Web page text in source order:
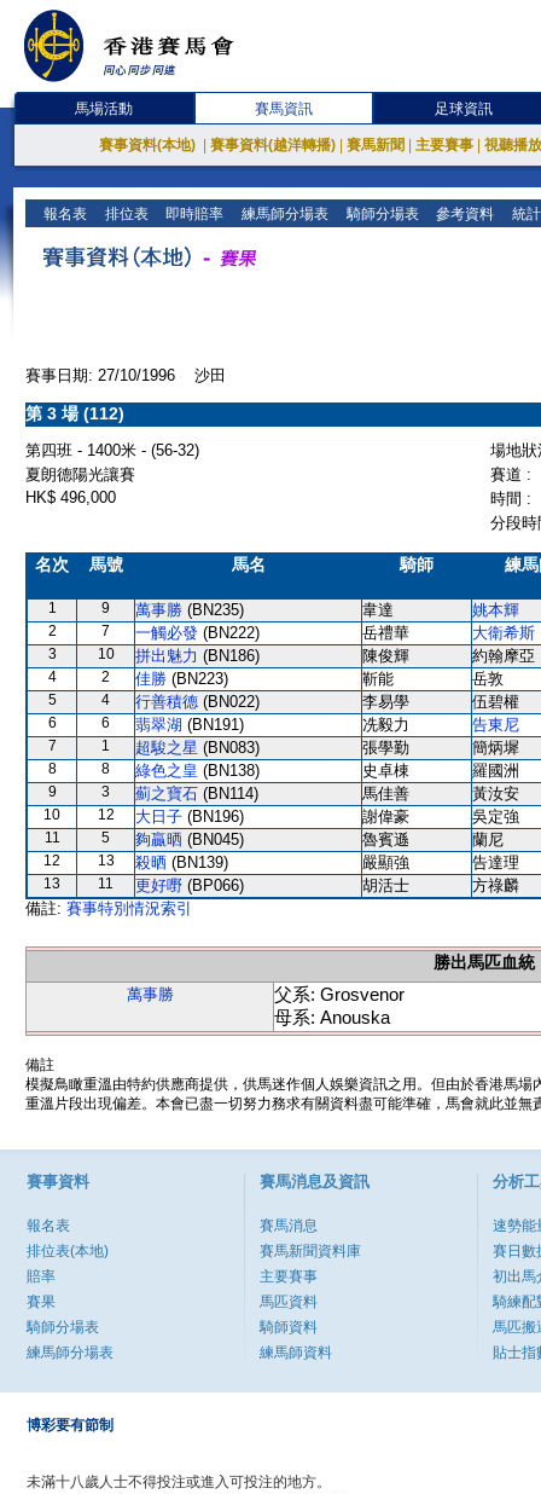
馬場活動 賽馬資訊 足球資訊
賽事資料(本地) 賽事資料(越洋轉播) 賽馬新聞 主要賽事 視聽播
報名表 排位表 即時賠率 練馬師分場表 騎師分場表 參考資料 統
賽事日期: 27/10/1996 沙田
第 3 場 (112)
第四班 - 1400米 - (56-32)
場地
夏朗德陽光讓賽
賽道 :
HK$ 496,000
時間 :
分段
名次 馬號 馬名 騎師 練
1 9 萬事勝 (BN235) 韋達 姚本輝
2 7 一觸必發 (BN222) 岳禮華 大衛希斯
3 10 拼出魅力 (BN186) 陳俊輝 約翰摩亞
4 2 佳勝 (BN223) 靳能 岳敦
5 4 行善積德 (BN022) 李易學 伍碧權
6 6 翡翠湖 (BN191) 冼毅力 告東尼
7 1 超駿之星 (BN083) 張學勤 簡炳墀
8 8 綠色之皇 (BN138) 史卓棟 羅國洲
9 3 薊之寶石 (BN114) 馬佳善 黃汝安
10 12 大日子 (BN196) 謝偉豪 吳定強
11 5 夠贏晒 (BN045) 魯賓遜 蘭尼
12 13 殺晒 (BN139) 嚴顯強 告達理
13 11 更好嘢 (BP066) 胡活士
方祿麟
備註: 賽事特別情況索引
勝出馬匹血統
萬事勝
父系: Grosvenor
母系: Anouska
備註
模擬鳥瞰重溫由特約供應商提供，供馬迷作個人娛樂資訊之用。但由於香港馬
重溫片段出現偏差。本會已盡一切努力務求有關資料盡可能準確，馬會就此並
賽事資料
報名表
排位表(本地)
賠率
賽果
騎師分場表
練馬師分場表
賽馬消息及資訊
賽馬消息
賽馬新聞資料庫
主要賽事
馬匹資料
騎師資料
練馬師資料
分析
速勢能
賽日數
初出馬
騎練配
馬匹搬
貼士指
博彩要有節制
未滿十八歲人士不得投注或進入可投注的地方。